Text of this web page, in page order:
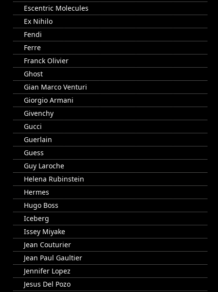
Escentric Molecules
Ex Nihilo
Fendi
Ferre
Franck Olivier
Ghost
Gian Marco Venturi
Giorgio Armani
Givenchy
Gucci
Guerlain
Guess
Guy Laroche
Helena Rubinstein
Hermes
Hugo Boss
Iceberg
Issey Miyake
Jean Couturier
Jean Paul Gaultier
Jennifer Lopez
Jesus Del Pozo